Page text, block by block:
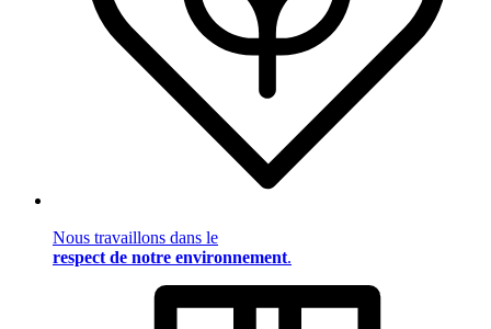
Nous travaillons dans le
respect de notre environnement.